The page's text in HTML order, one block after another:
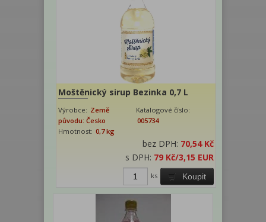
Moštěnický sirup Bezinka 0,7 L
Výrobce: Země
původu: Česko
Katalogové číslo:
005734
Hmotnost: 0,7 kg
bez DPH: 70,54 Kč
s DPH: 79 Kč/3,15 EUR
Koupit
ks